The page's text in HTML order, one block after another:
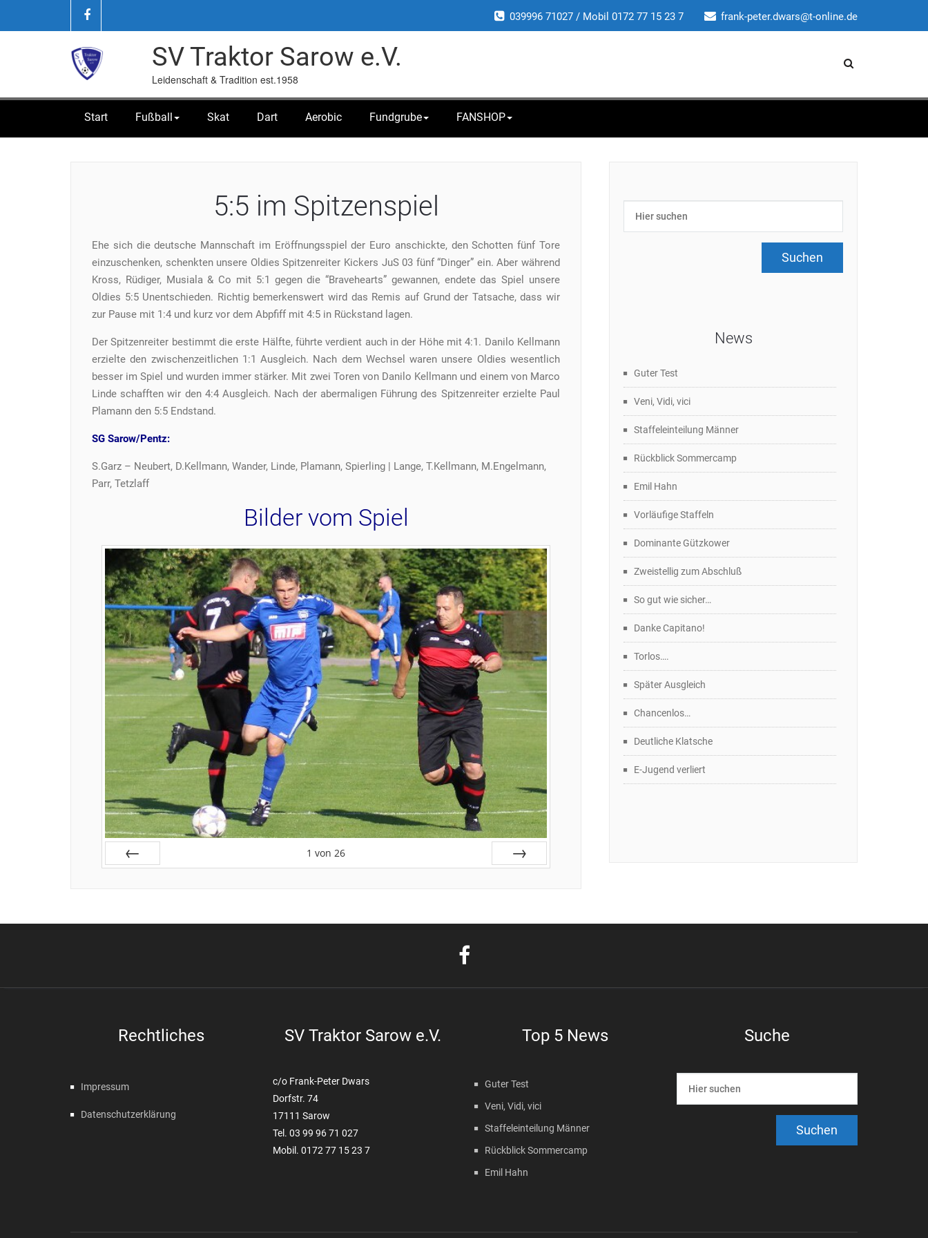
039996 71027 / Mobil 0172 77 15 23 7 frank-peter.dwars@t-online.de
SV Traktor Sarow e.V.
Leidenschaft & Tradition est.1958
Start Fußball Skat Dart Aerobic Fundgrube FANSHOP
Home/ Berichte/ 5:5 im Spitzenspiel
5:5 im Spitzenspiel
Ehe sich die deutsche Mannschaft im Eröffnungsspiel der Euro anschickte, den Schotten fünf Tore
einzuschenken, schenkten unsere Oldies Spitzenreiter Kickers JuS 03 fünf “Dinger” ein. Aber während
Kross, Rüdiger, Musiala & Co mit 5:1 gegen die “Bravehearts” gewannen, endete das Spiel unsere
Oldies 5:5 Unentschieden. Richtig bemerkenswert wird das Remis auf Grund der Tatsache, dass wir
zur Pause mit 1:4 und kurz vor dem Abpfiff mit 4:5 in Rückstand lagen.
Der Spitzenreiter bestimmt die erste Hälfte, führte verdient auch in der Höhe mit 4:1. Danilo Kellmann
erzielte den zwischenzeitlichen 1:1 Ausgleich. Nach dem Wechsel waren unsere Oldies wesentlich
besser im Spiel und wurden immer stärker. Mit zwei Toren von Danilo Kellmann und einem von Marco
Linde schafften wir den 4:4 Ausgleich. Nach der abermaligen Führung des Spitzenreiter erzielte Paul
Plamann den 5:5 Endstand.
SG Sarow/Pentz:
S.Garz – Neubert, D.Kellmann, Wander, Linde, Plamann, Spierling | Lange, T.Kellmann, M.Engelmann,
Parr, Tetzlaff
Bilder vom Spiel
1 von 26
News
Guter Test
Veni, Vidi, vici
Staffeleinteilung Männer
Rückblick Sommercamp
Emil Hahn
Vorläufige Staffeln
Dominante Gützkower
Zweistellig zum Abschluß
So gut wie sicher…
Danke Capitano!
Torlos….
Später Ausgleich
Chancenlos…
Deutliche Klatsche
E-Jugend verliert
Rechtliches
Impressum
Datenschutzerklärung
SV Traktor Sarow e.V.
c/o Frank-Peter Dwars
Dorfstr. 74
17111 Sarow
Tel. 03 99 96 71 027
Mobil. 0172 77 15 23 7
Top 5 News
Guter Test
Veni, Vidi, vici
Staffeleinteilung Männer
Rückblick Sommercamp
Emil Hahn
Suche